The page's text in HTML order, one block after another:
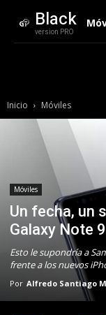
Black
version PRO
Inicio Móviles
Móviles
Un fecha, un
Galaxy Note 9
Esto le supondría a
frente a los nuevos
Por Alfredo Santiago